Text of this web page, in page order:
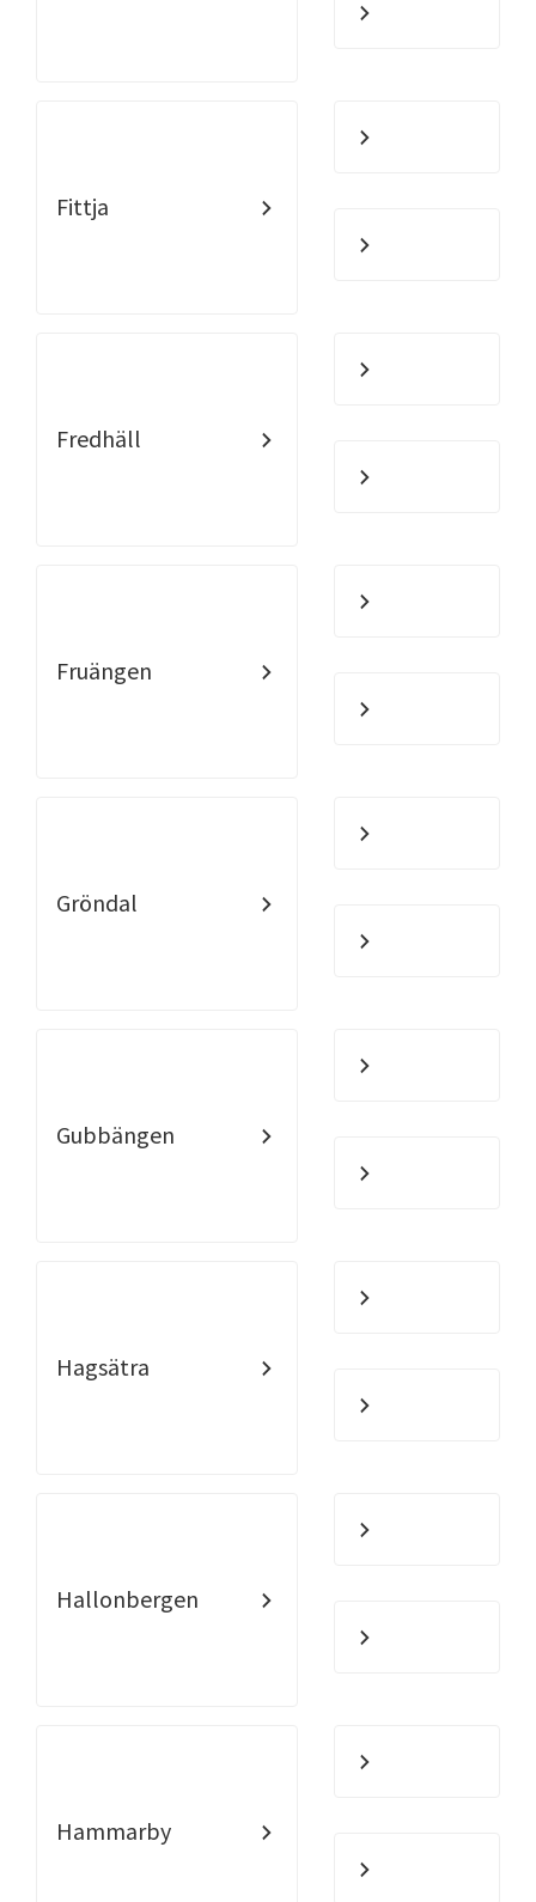
Fittja
Fredhäll
Fruängen
Gröndal
Gubbängen
Hagsätra
Hallonbergen
Hammarby